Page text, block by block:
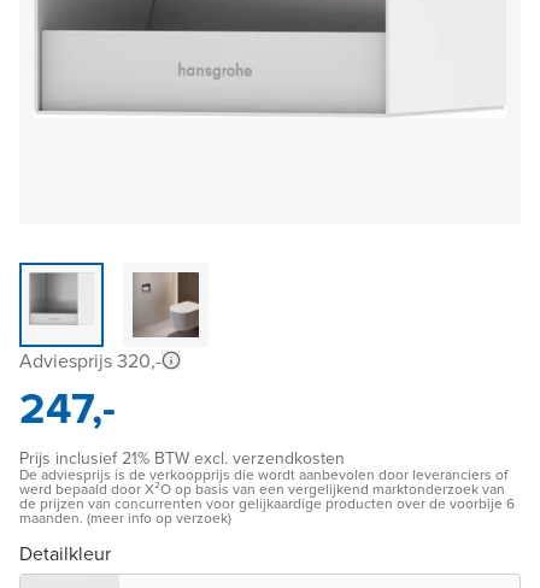
Adviesprijs 320,-
247,-
Prijs inclusief 21% BTW excl. verzendkosten
De adviesprijs is de verkoopprijs die wordt aanbevolen door leveranciers of
werd bepaald door X²O op basis van een vergelijkend marktonderzoek van
de prijzen van concurrenten voor gelijkaardige producten over de voorbije 6
maanden. (meer info op verzoek)
Detailkleur